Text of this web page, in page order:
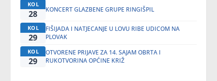
KOL
28 KONCERT GLAZBENE GRUPE RINGIŠPIL
KOL
29
FIŠIJADA I NATJECANJE U LOVU RIBE UDICOM NA
PLOVAK
KOL
29
OTVORENE PRIJAVE ZA 14. SAJAM OBRTA I
RUKOTVORINA OPĆINE KRIŽ